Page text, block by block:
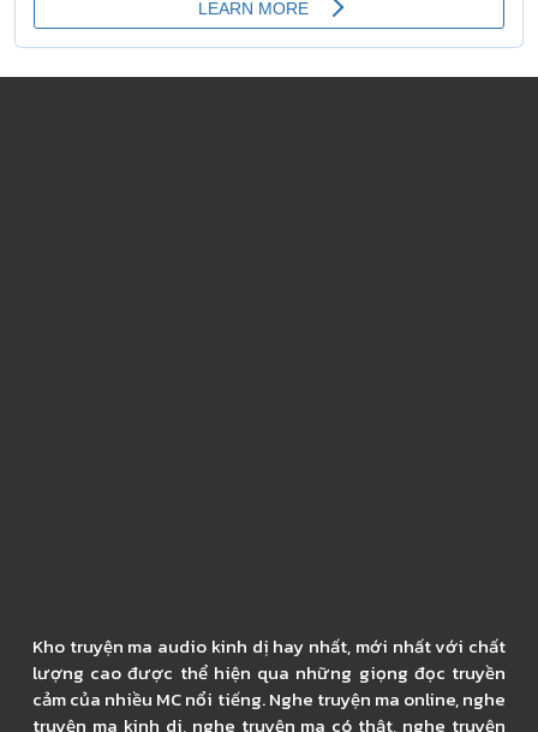
Kho truyện ma audio kinh dị hay nhất, mới nhất với chất
lượng cao được thể hiện qua những giọng đọc truyền
cảm của nhiều MC nổi tiếng. Nghe truyện ma online, nghe
truyện ma kinh di, nghe truyện ma có thật, nghe truyện